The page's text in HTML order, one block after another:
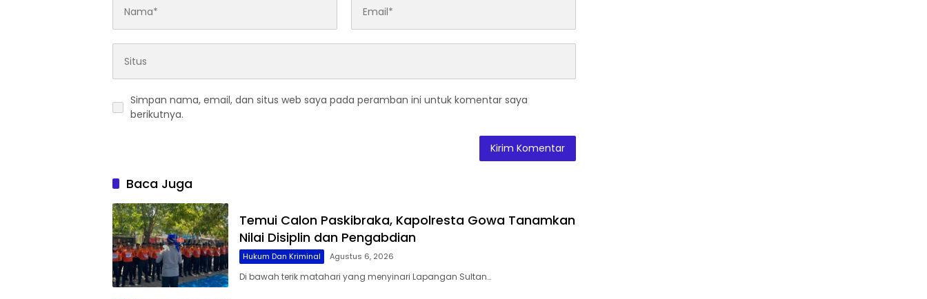
Simpan nama, email, dan situs web saya pada peramban ini untuk komentar saya
berikutnya.
Baca Juga
Temui Calon Paskibraka, Kapolresta Gowa Tanamkan
Nilai Disiplin dan Pengabdian
Hukum Dan Kriminal Agustus 6, 2026
Di bawah terik matahari yang menyinari Lapangan Sultan…